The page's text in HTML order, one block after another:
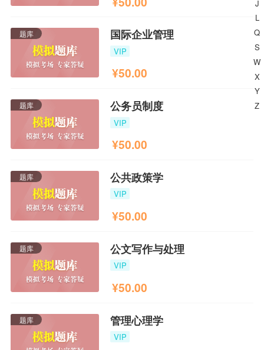
J
L
Q
S
W
X
Y
Z
题库 国际企业管理
VIP
¥50.00
题库 公务员制度
VIP
¥50.00
题库 公共政策学
VIP
¥50.00
题库 公文写作与处理
VIP
¥50.00
题库 管理心理学
VIP